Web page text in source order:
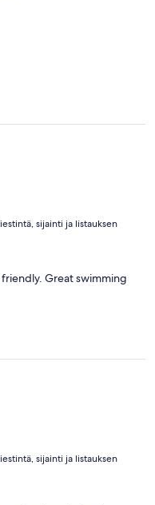
sijainti ja listauksen
Great swimming
sijainti ja listauksen